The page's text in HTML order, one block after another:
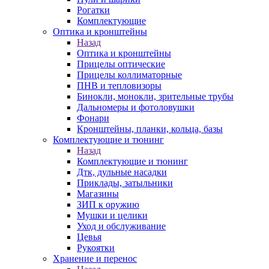
Рогатки
Комплектующие
Оптика и кронштейны
Назад
Оптика и кронштейны
Прицелы оптические
Прицелы коллиматорные
ПНВ и тепловизоры
Бинокли, монокли, зрительные трубы
Дальномеры и фотоловушки
Фонари
Кронштейны, планки, кольца, базы
Комплектующие и тюнинг
Назад
Комплектующие и тюнинг
Дтк, дульные насадки
Приклады, затыльники
Магазины
ЗИП к оружию
Мушки и целики
Уход и обслуживание
Цевья
Рукоятки
Хранение и перенос